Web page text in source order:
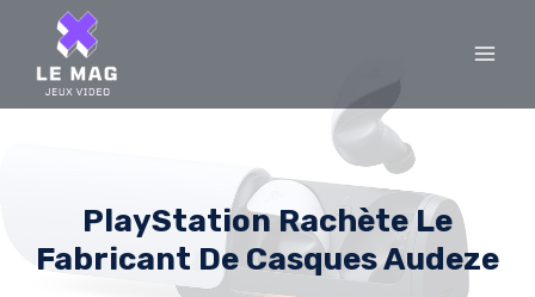
content
PlayStation Rachète Le
Fabricant De Casques Audeze